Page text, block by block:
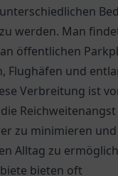
werden. Man
öffentlichen
Flughäfen und
Verbreitung ist
zu minimieren
Alltag zu
bieten oft